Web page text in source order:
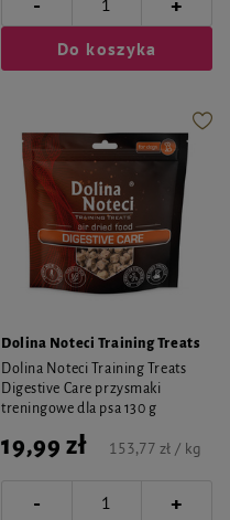
+
Do koszyka
Dolina Noteci Training Treats
Dolina Noteci Training Treats
Digestive Care przysmaki
treningowe dla psa 130 g
19,99 zł 153,77 zł / kg
- +